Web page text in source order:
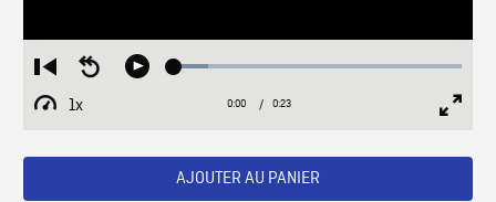
Restart
from
beginning
Seek
Play Loaded:
1x
Playback
Current
0:00 / Duration
0:23
AJOUTER AU PANIER